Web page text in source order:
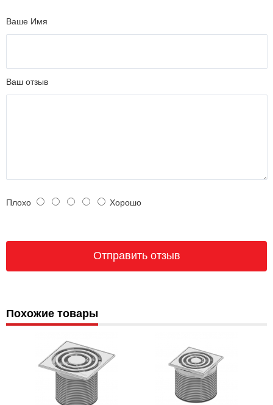
Ваше Имя
Ваш отзыв
Плохо Хорошо
Похожие товары